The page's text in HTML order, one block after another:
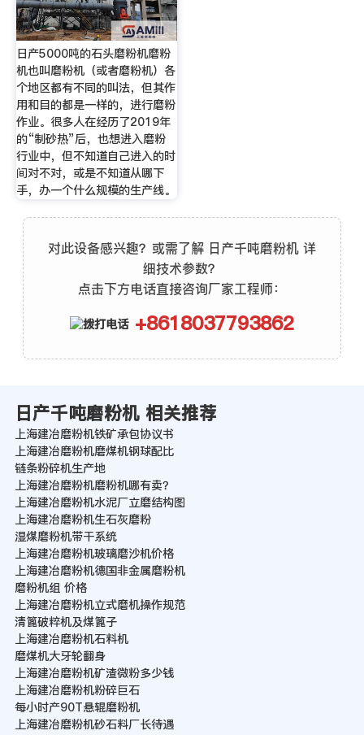
日产5000吨的石头磨粉机磨粉
机也叫磨粉机（或者磨粉机）各
个地区都有不同的叫法，但其作
用和目的都是一样的，进行磨粉
作业。很多人在经历了2019年
的“制砂热”后，也想进入磨粉
行业中，但不知道自己进入的时
间对不对，或是不知道从哪下
手，办一个什么规模的生产线。
对此设备感兴趣？或需了解 日产千吨磨粉机 详
细技术参数？
点击下方电话直接咨询厂家工程师：
+8618037793862
日产千吨磨粉机 相关推荐
上海建冶磨粉机铁矿承包协议书
上海建冶磨粉机磨煤机钢球配比
链条粉碎机生产地
上海建冶磨粉机磨粉机哪有卖？
上海建冶磨粉机水泥厂立磨结构图
上海建冶磨粉机生石灰磨粉
湿煤磨粉机带干系统
上海建冶磨粉机玻璃磨沙机价格
上海建冶磨粉机德国非金属磨粉机
磨粉机组 价格
上海建冶磨粉机立式磨机操作规范
清篦破粹机及煤篦子
上海建冶磨粉机石料机
磨煤机大牙轮翻身
上海建冶磨粉机矿渣微粉多少钱
上海建冶磨粉机粉碎巨石
每小时产90T悬辊磨粉机
上海建冶磨粉机砂石料厂长待遇